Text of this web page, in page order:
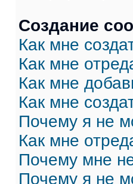
Создание
Как мне
Как мне
Как мне
Как мне
Почему я не
Как мне
Почему мне
Почему я не